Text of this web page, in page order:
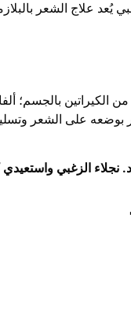
يُعد علاج الشعر
بالجسم؛
بوضعه على الشعر
نجلاء الزغبي